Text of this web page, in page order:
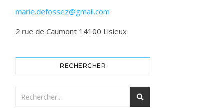
marie.defossez@gmail.com
2 rue de Caumont 14100 Lisieux
RECHERCHER